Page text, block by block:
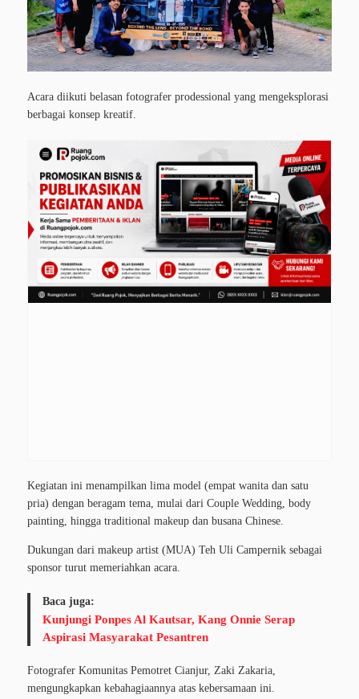
Acara diikuti belasan fotografer prodessional yang mengeksplorasi
berbagai konsep kreatif.
Kegiatan ini menampilkan lima model (empat wanita dan satu
pria) dengan beragam tema, mulai dari Couple Wedding, body
painting, hingga traditional makeup dan busana Chinese.
Dukungan dari makeup artist (MUA) Teh Uli Campernik sebagai
sponsor turut memeriahkan acara.
Baca juga:
Kunjungi Ponpes Al Kautsar, Kang Onnie Serap
Aspirasi Masyarakat Pesantren
Fotografer Komunitas Pemotret Cianjur, Zaki Zakaria,
mengungkapkan kebahagiaannya atas kebersamaan ini.